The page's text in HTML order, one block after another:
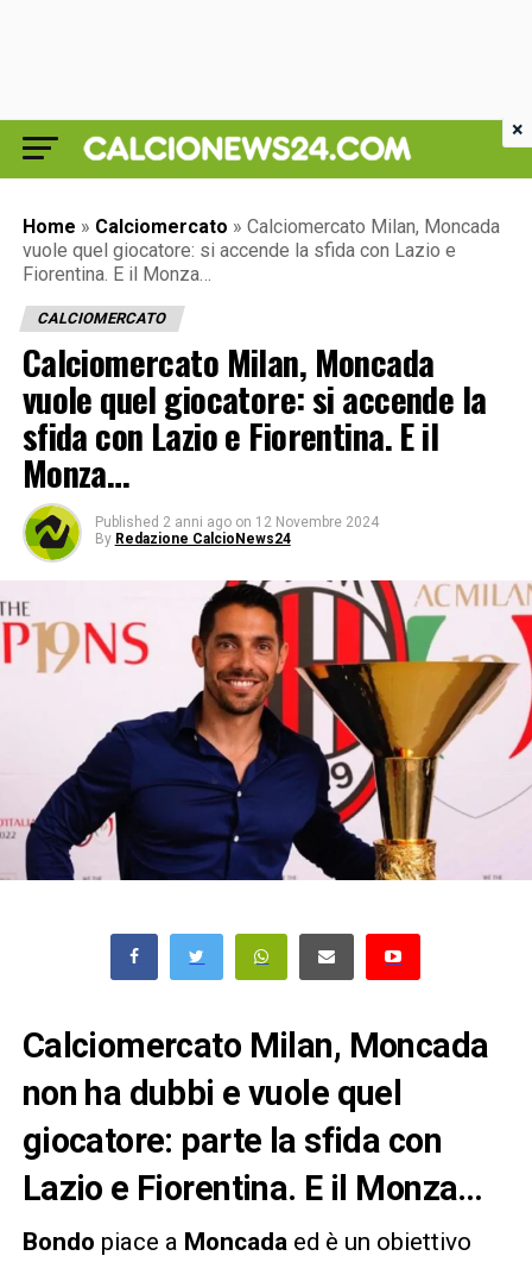
Home » Calciomercato » Calciomercato Milan, Moncada
vuole quel giocatore: si accende la sfida con Lazio e
Fiorentina. E il Monza…
CALCIOMERCATO
Calciomercato Milan, Moncada
vuole quel giocatore: si accende la
sfida con Lazio e Fiorentina. E il
Monza…
Published 2 anni ago on 12 Novembre 2024
By Redazione CalcioNews24
Calciomercato Milan, Moncada
non ha dubbi e vuole quel
giocatore: parte la sfida con
Lazio e Fiorentina. E il Monza…
Bondo piace a Moncada ed è un obiettivo
×